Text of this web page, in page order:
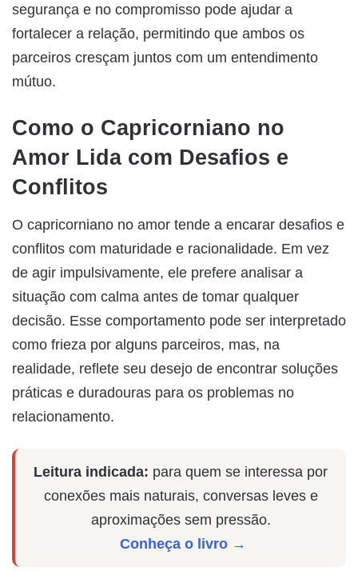
segurança e no compromisso pode ajudar a
fortalecer a relação, permitindo que ambos os
parceiros cresçam juntos com um entendimento
mútuo.
Como o Capricorniano no
Amor Lida com Desafios e
Conflitos
O capricorniano no amor tende a encarar desafios e
conflitos com maturidade e racionalidade. Em vez
de agir impulsivamente, ele prefere analisar a
situação com calma antes de tomar qualquer
decisão. Esse comportamento pode ser interpretado
como frieza por alguns parceiros, mas, na
realidade, reflete seu desejo de encontrar soluções
práticas e duradouras para os problemas no
relacionamento.
Leitura indicada: para quem se interessa por
conexões mais naturais, conversas leves e
aproximações sem pressão.
Conheça o livro →